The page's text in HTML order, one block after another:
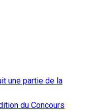
une partie de la
du Concours